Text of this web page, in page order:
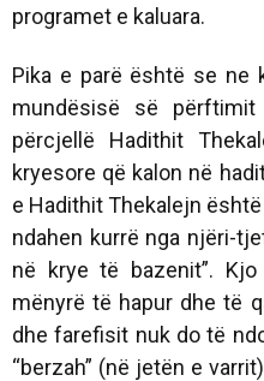
programet e kaluara.
Pika e parë është se ne
mundësisë së
përcjellë Hadithit
kryesore që kalon në
e Hadithit Thekalejn
ndahen kurrë nga njëri-
në krye të bazenit”.
mënyrë të hapur dhe të
dhe farefisit nuk do të
“berzah” (në jetën e